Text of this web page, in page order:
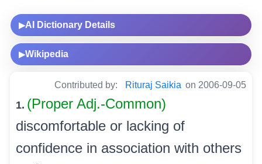
▶AI Dictionary Details
▶Wikipedia
Contributed by: Rituraj Saikia on 2006-09-05
1. (Proper Adj.-Common)
discomfortable or lacking of
confidence in association with others